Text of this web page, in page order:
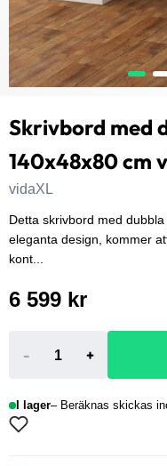
Skrivbord med
140x48x80 cm
vidaXL
Detta skrivbord med
eleganta design, kommer
kont...
6 599 kr
- +
I lager Beräknas skickas